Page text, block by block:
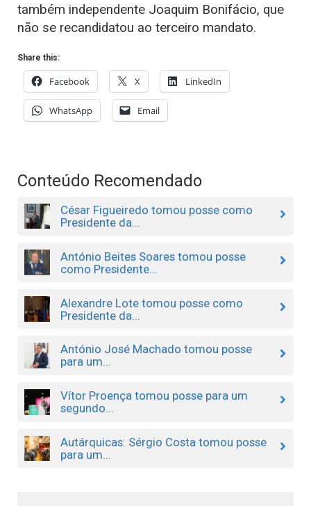
também independente Joaquim Bonifácio, que
não se recandidatou ao terceiro mandato.
Share this:
Facebook X LinkedIn
WhatsApp Email
Conteúdo Recomendado
César Figueiredo tomou posse como
Presidente da...
António Beites Soares tomou posse
como Presidente...
Alexandre Lote tomou posse como
Presidente da...
António José Machado tomou posse
para um...
Vítor Proença tomou posse para um
segundo...
Autárquicas: Sérgio Costa tomou posse
para um...